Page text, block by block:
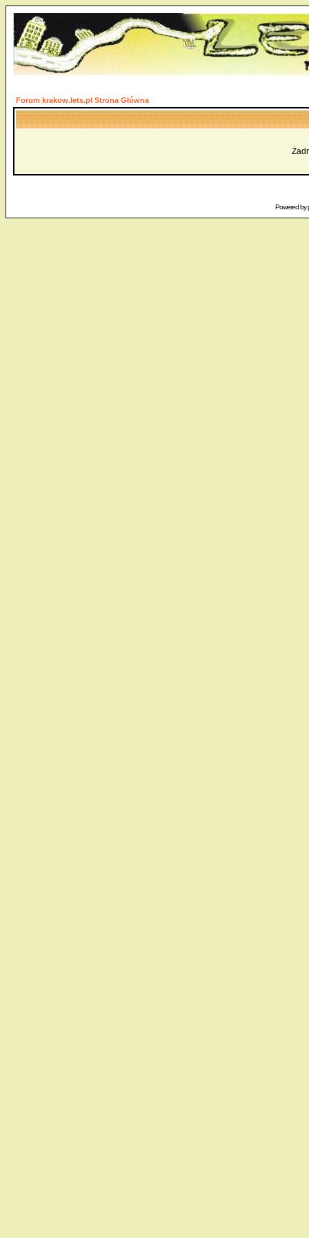
Forum krakow.lets.pl Strona Główna
Powered by